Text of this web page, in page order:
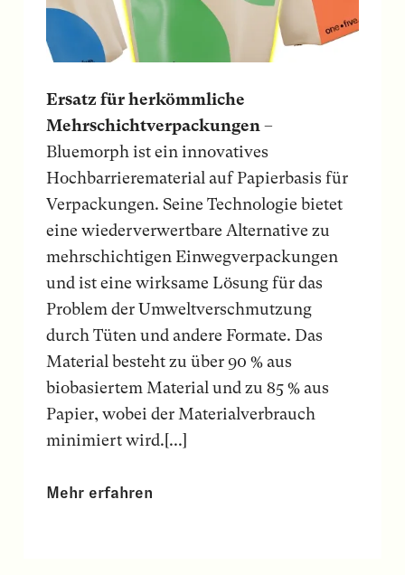
Ersatz für herkömmliche
Mehrschichtverpackungen –
Bluemorph ist ein innovatives
Hochbarrierematerial auf Papierbasis für
Verpackungen. Seine Technologie bietet
eine wiederverwertbare Alternative zu
mehrschichtigen Einwegverpackungen
und ist eine wirksame Lösung für das
Problem der Umweltverschmutzung
durch Tüten und andere Formate. Das
Material besteht zu über 90 % aus
biobasiertem Material und zu 85 % aus
Papier, wobei der Materialverbrauch
minimiert wird.[...]
Mehr erfahren